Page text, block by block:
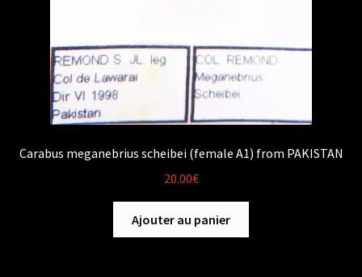
Carabus meganebrius scheibei (female A1) from PAKISTAN
20.00€
Ajouter au panier